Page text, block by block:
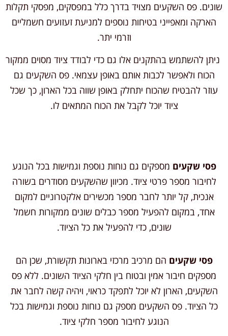
שונים. פס השקעים מצויד בדרך כלל במפסקים, מפסקי תקלות
הארקה ומאפייני בטיחות נוספים למניעת זעזועים חשמליים
וזרמי יתר.
ניתן להשתמש בהתקנים אלו גם כדי לבודד ציוד מסוים ממקור
הכוח ולאפשר לכבות אותם באופן עצמאי. פס השקעים גם
עוזר להבטיח שהכוח יתחלק באופן שווה בכל הארון, כך שכל
ציוד יוכל לקבל את הכוח המתאים לו.
פסי שקעים מספקים גם נוחות נוספת וגמישות בכל הנוגע
לחיבור מספר פרטי ציוד. מכיוון שהשקעים מסודרים בשורה
אנכית, קל יותר לחבר מספר מכשירים אלקטרוניים למקום
אחד, במקום להפעיל מספר כבלים שונים ממקורות חשמל
שונים, כדי להפעיל את כל הציוד.
פסי שקעים הם מרכיב מרכזי בארונות תקשורת, שכן הם
מספקים חיבור אמין ובטוח בין חלקי הציוד השונים. ללא פס
השקעים, הארון לא יוכל לתפקד כראוי, ויהיה קשה לחבר את
כל הציוד. פס השקעים מספק גם נוחות נוספת וגמישות בכל
הנוגע לחיבור מספר חלקי ציוד.